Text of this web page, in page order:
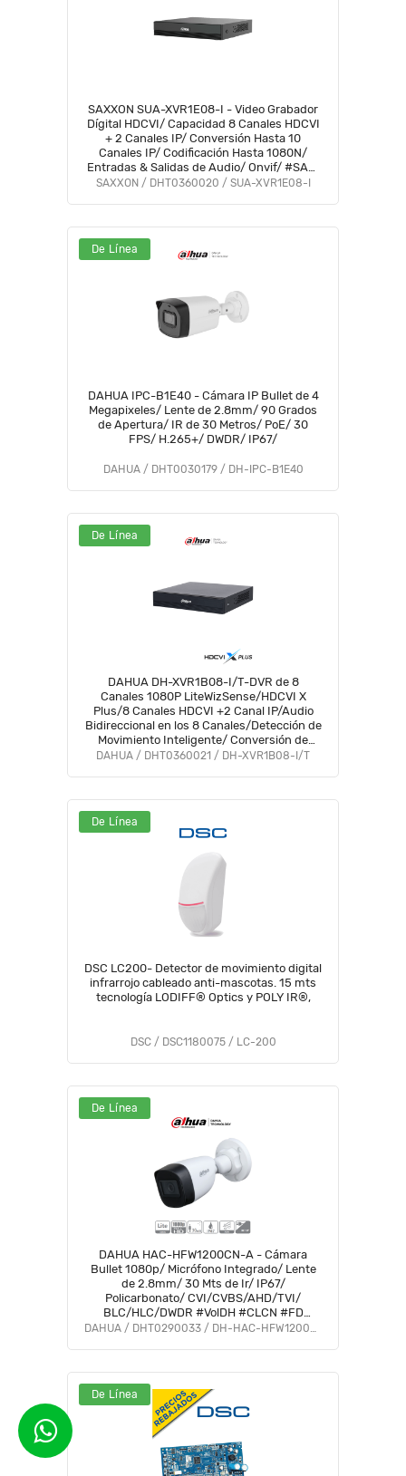
SAXXON SUA-XVR1E08-I - Video Grabador
Dígital HDCVI/ Capacidad 8 Canales HDCVI
+ 2 Canales IP/ Conversión Hasta 10
Canales IP/ Codificación Hasta 1080N/
Entradas & Salidas de Audio/ Onvif/ #SAXI
#SAGR #GSA #VolSX #SAXO
SAXXON / DHT0360020 / SUA-XVR1E08-I
De Línea
DAHUA IPC-B1E40 - Cámara IP Bullet de 4
Megapixeles/ Lente de 2.8mm/ 90 Grados
de Apertura/ IR de 30 Metros/ PoE/ 30
FPS/ H.265+/ DWDR/ IP67/
DAHUA / DHT0030179 / DH-IPC-B1E40
De Línea
DAHUA DH-XVR1B08-I/T-DVR de 8
Canales 1080P LiteWizSense/HDCVI X
Plus/8 Canales HDCVI +2 Canal IP/Audio
Bidireccional en los 8 Canales/Detección de
Movimiento Inteligente/ Conversión de
Hasta 10 Canales IP/ Decodificación de
DAHUA / DHT0360021 / DH-XVR1B08-I/T
De Línea
DSC LC200- Detector de movimiento digital
infrarrojo cableado anti-mascotas. 15 mts
tecnología LODIFF® Optics y POLY IR®,
DSC / DSC1180075 / LC-200
De Línea
DAHUA HAC-HFW1200CN-A - Cámara
Bullet 1080p/ Micrófono Integrado/ Lente
de 2.8mm/ 30 Mts de Ir/ IP67/
Policarbonato/ CVI/CVBS/AHD/TVI/
BLC/HLC/DWDR #VolDH #CLCN #FD
#DMIP
DAHUA / DHT0290033 / DH-HAC-HFW1200CN-A-0280B-S5
De Línea